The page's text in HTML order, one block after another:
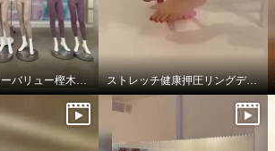
ショップスターバリュー樫木メソッドビューティースパッツ ストレッチ健康押圧リングデビュー